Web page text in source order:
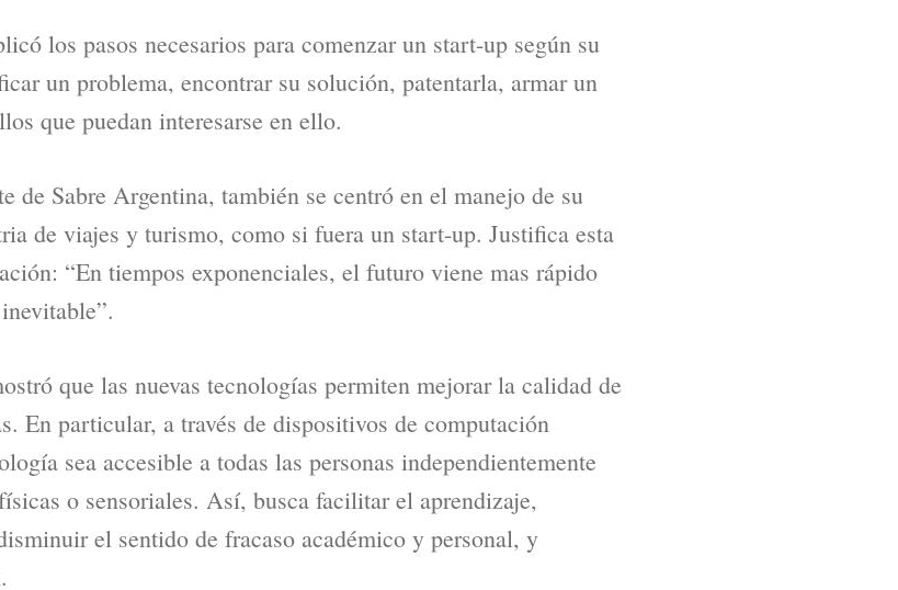
los pasos necesarios para comenzar un start-up según su
un problema, encontrar su solución, patentarla, armar un
que puedan interesarse en ello.
de Sabre Argentina, también se centró en el manejo de su
de viajes y turismo, como si fuera un start-up. Justifica esta
“En tiempos exponenciales, el futuro viene mas rápido
que las nuevas tecnologías permiten mejorar la calidad de
En particular, a través de dispositivos de computación
sea accesible a todas las personas independientemente
o sensoriales. Así, busca facilitar el aprendizaje,
el sentido de fracaso académico y personal, y